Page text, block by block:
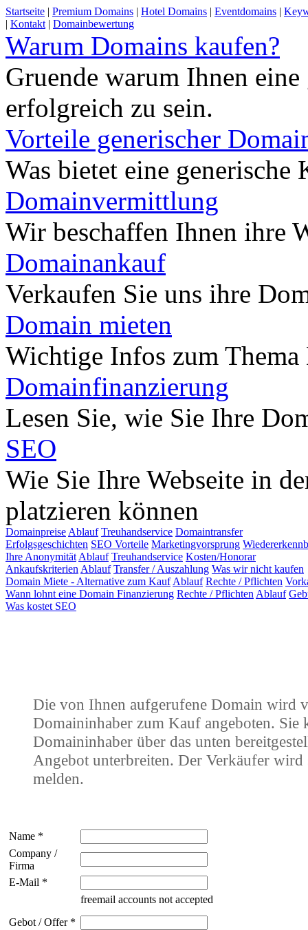
Startseite | Premium Domains | Hotel Domains | Eventdomains |
| Kontakt | Domainbewertung
Warum Domains kaufen?
Gruende warum Ihnen
erfolgreich zu sein.
Vorteile generischer
Was bietet eine
Domainvermittlung
Wir beschaffen Ihnen ihre
Domainankauf
Verkaufen Sie uns ihre
Domain mieten
Wichtige Infos zum
Domainfinanzierung
Lesen Sie, wie Sie Ihre
SEO
Wie Sie Ihre Webseite in
platzieren können
Domainpreise Ablauf Treuhandservice Domaintransfer
Erfolgsgeschichten SEO Vorteile Marketingvorsprung
Ihre Anonymität Ablauf Treuhandservice Kosten/Honorar
Ankaufskriterien Ablauf Transfer / Auszahlung Was wir nicht kaufen
Domain Miete - Alternative zum Kauf Ablauf Rechte / Pflichten
Wann lohnt eine Domain Finanzierung Rechte / Pflichten Ablauf
Was kostet SEO
Die von Ihnen aufgerufene Domain wird
Domaininhaber zum Kauf angeboten. Sie
Domaininhaber über das unten
Angebot unterbreiten. Der Verkäufer wird
melden.
Name *
Company /
Firma
E-Mail *
freemail accounts not accepted
Gebot / Offer *